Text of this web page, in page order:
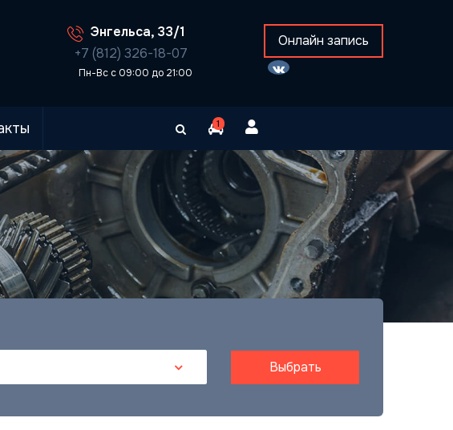
Энгельса, 33/1
+7 (812) 326-18-07
Пн-Вс с 09:00 до 21:00
Онлайн запись
1
Выбрать